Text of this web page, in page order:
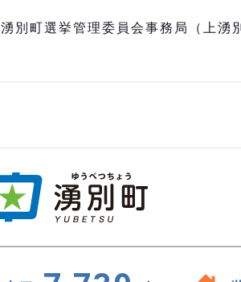
湧別町選挙管理委員会事務局（上